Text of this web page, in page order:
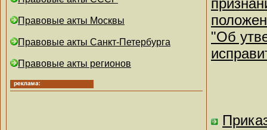
Правовые акты Москвы
Правовые акты Санкт-Петербурга
Правовые акты регионов
"Об